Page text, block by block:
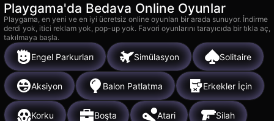
Playgama'da Bedava Online Oyunlar
Playgama, en yeni ve en iyi ücretsiz online oyunları bir arada sunuyor. İndirme
derdi yok, itici reklam yok, pop-up yok. Favori oyunlarını tarayıcıda bir tıkla aç,
takılmaya başla.
Engel Parkurları Simülasyon Solitaire
Aksiyon Balon Patlatma Erkekler İçin
Korku Boşta Atari Silah